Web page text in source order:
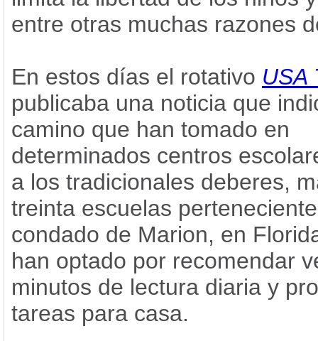
entre otras muchas razones
En estos días el rotativo USA
publicaba una noticia que
camino que han tomado en
determinados centros
a los tradicionales deberes,
treinta escuelas
condado de Marion, en
han optado por recomendar
minutos de lectura diaria y
tareas para casa.